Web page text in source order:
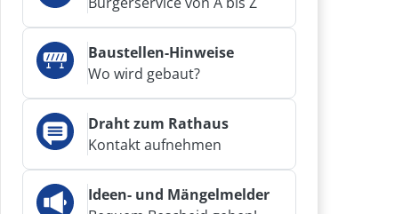
Baustellen-Hinweise
Wo wird gebaut?
Draht zum Rathaus
Kontakt aufnehmen
Ideen- und Mängelmelder